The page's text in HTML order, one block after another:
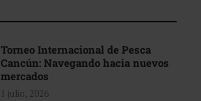
Torneo Internacional de Pesca
Cancún: Navegando hacia nuevos
mercados
1 julio, 2026